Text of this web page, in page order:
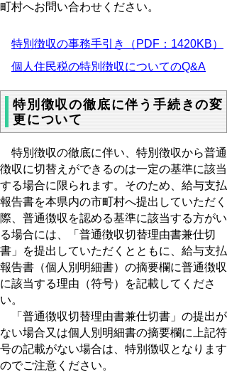
町村へお問い合わせください。
特別徴収の事務手引き（PDF：1420KB）
個人住民税の特別徴収についてのQ&A
特別徴収の徹底に伴う手続きの変
更について
特別徴収の徹底に伴い、特別徴収から普通
徴収に切替えができるのは一定の基準に該当
する場合に限られます。そのため、給与支払
報告書を本県内の市町村へ提出していただく
際、普通徴収を認める基準に該当する方がい
る場合には、「普通徴収切替理由書兼仕切
書」を提出していただくとともに、給与支払
報告書（個人別明細書）の摘要欄に普通徴収
に該当する理由（符号）を記載してくださ
い。
「普通徴収切替理由書兼仕切書」の提出が
ない場合又は個人別明細書の摘要欄に上記符
号の記載がない場合は、特別徴収となります
のでご注意ください。